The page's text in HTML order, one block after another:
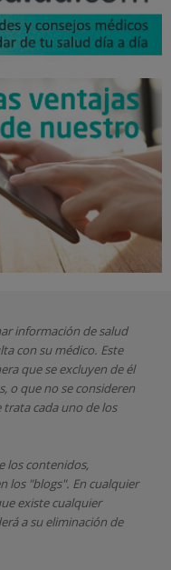
información de salud
con su médico. Este
que se excluyen de él
o que no se consideren
cada uno de los
los contenidos,
los "blogs". En cualquier
existe cualquier
a su eliminación de